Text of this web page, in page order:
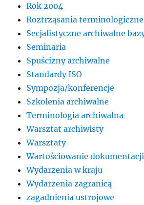
Rok 2004
Roztrząsania terminologiczne
Secjalistyczne archiwalne
Seminaria
Spuścizny archiwalne
Standardy ISO
Sympozja/konferencje
Szkolenia archiwalne
Terminologia archiwalna
Warsztat archiwisty
Warsztaty
Wartościowanie dokumentacji
Wydarzenia w kraju
Wydarzenia zagranicą
zagadnienia ustrojowe